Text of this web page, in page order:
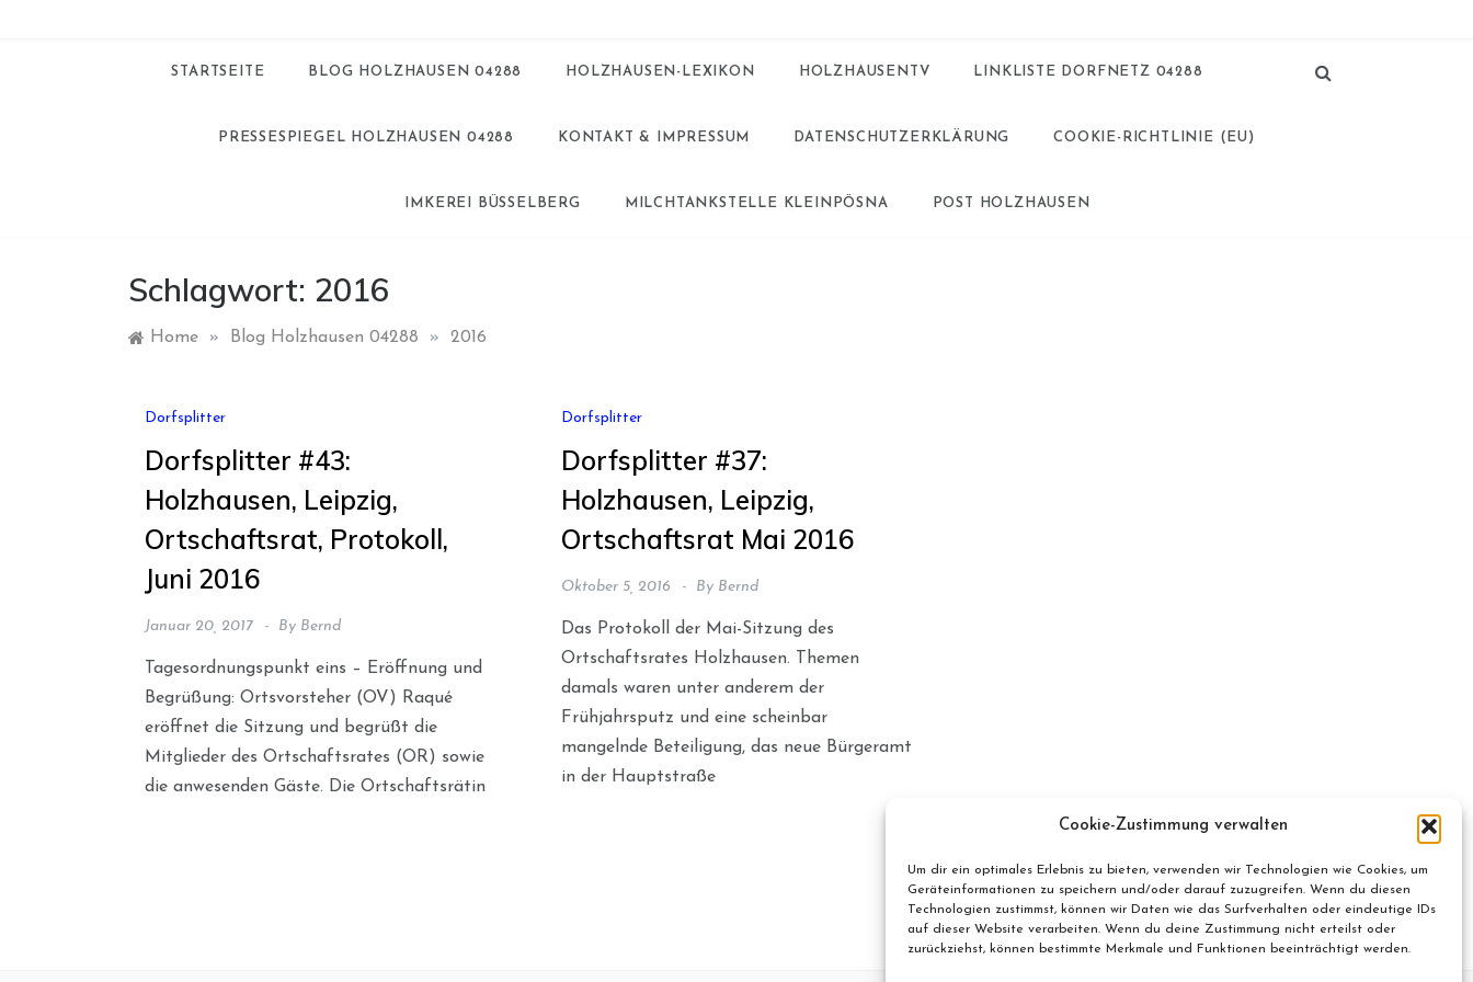
Cookie-Zustimmung verwalten
Um dir ein optimales Erlebnis zu bieten, verwenden wir Technologien wie Cookies, um
Geräteinformationen zu speichern und/oder darauf zuzugreifen. Wenn du diesen
Technologien zustimmst, können wir Daten wie das Surfverhalten oder eindeutige IDs
auf dieser Website verarbeiten. Wenn du deine Zustimmung nicht erteilst oder
zurückziehst, können bestimmte Merkmale und Funktionen beeinträchtigt werden.
STARTSEITE BLOG HOLZHAUSEN 04288 HOLZHAUSEN-LEXIKON HOLZHAUSENTV LINKLISTE DORFNETZ 04288
PRESSESPIEGEL HOLZHAUSEN 04288 KONTAKT & IMPRESSUM DATENSCHUTZERKLÄRUNG COOKIE-RICHTLINIE (EU)
IMKEREI BÜSSELBERG MILCHTANKSTELLE KLEINPÖSNA POST HOLZHAUSEN
Schlagwort: 2016
Home » Blog Holzhausen 04288 » 2016
Dorfsplitter
Dorfsplitter #43:
Holzhausen, Leipzig,
Ortschaftsrat, Protokoll,
Juni 2016
Januar 20, 2017 By Bernd
Tagesordnungspunkt eins – Eröffnung und
Begrüßung: Ortsvorsteher (OV) Raqué
eröffnet die Sitzung und begrüßt die
Mitglieder des Ortschaftsrates (OR) sowie
die anwesenden Gäste. Die Ortschaftsrätin
Dorfsplitter
Dorfsplitter #37:
Holzhausen, Leipzig,
Ortschaftsrat Mai 2016
Oktober 5, 2016 By Bernd
Das Protokoll der Mai-Sitzung des
Ortschaftsrates Holzhausen. Themen
damals waren unter anderem der
Frühjahrsputz und eine scheinbar
mangelnde Beteiligung, das neue Bürgeramt
in der Hauptstraße